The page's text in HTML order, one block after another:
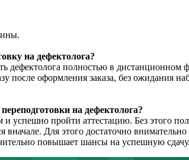
на дефектолога?
дефектолога полностью в
после оформления заказа, без ожидания
на дефектолога?
успешно пройти аттестацию. Без этого
вначале. Для этого достаточно
повышает шансы на успешную